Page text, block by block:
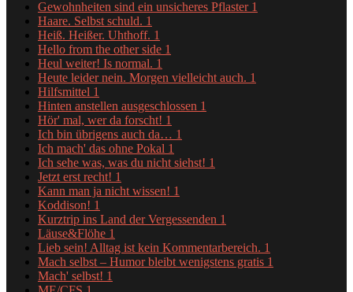
Gewohnheiten sind ein unsicheres Pflaster 1
Haare. Selbst schuld. 1
Heiß. Heißer. Uhthoff. 1
Hello from the other side 1
Heul weiter! Is normal. 1
Heute leider nein. Morgen vielleicht auch. 1
Hilfsmittel 1
Hinten anstellen ausgeschlossen 1
Hör' mal, wer da forscht! 1
Ich bin übrigens auch da… 1
Ich mach' das ohne Pokal 1
Ich sehe was, was du nicht siehst! 1
Jetzt erst recht! 1
Kann man ja nicht wissen! 1
Koddison! 1
Kurztrip ins Land der Vergessenden 1
Läuse&Flöhe 1
Lieb sein! Alltag ist kein Kommentarbereich. 1
Mach selbst – Humor bleibt wenigstens gratis 1
Mach' selbst! 1